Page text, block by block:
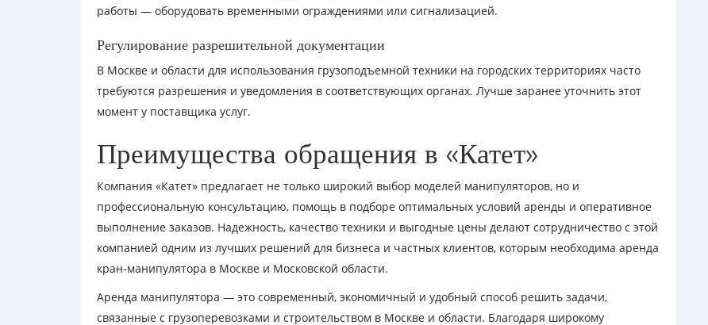
работы — оборудовать временными ограждениями или сигнализацией.
Регулирование разрешительной документации
В Москве и области для использования грузоподъемной техники на городских территориях часто
требуются разрешения и уведомления в соответствующих органах. Лучше заранее уточнить этот
момент у поставщика услуг.
Преимущества обращения в «Катет»
Компания «Катет» предлагает не только широкий выбор моделей манипуляторов, но и
профессиональную консультацию, помощь в подборе оптимальных условий аренды и оперативное
выполнение заказов. Надежность, качество техники и выгодные цены делают сотрудничество с этой
компанией одним из лучших решений для бизнеса и частных клиентов, которым необходима аренда
кран-манипулятора в Москве и Московской области.
Аренда манипулятора — это современный, экономичный и удобный способ решить задачи,
связанные с грузоперевозками и строительством в Москве и области. Благодаря широкому